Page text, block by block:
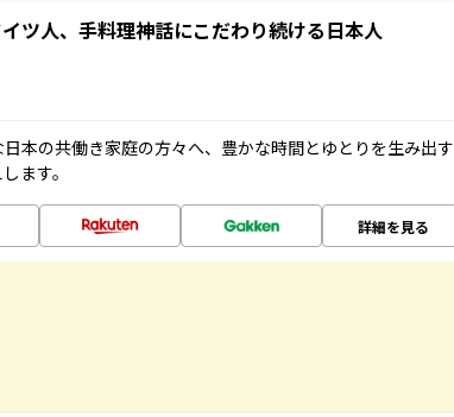
ツ人、手料理神話にこだわり続ける日本人
本の共働き家庭の方々へ、豊かな時間とゆとりを生み出す
ます。
詳細を見る